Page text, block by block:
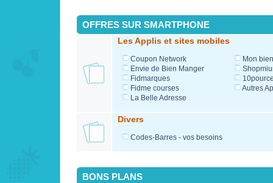
OFFRES SUR SMARTPHONE
Les Applis et sites mobiles
Coupon Network
Envie de Bien Manger
Fidmarques
Fidme courses
La Belle Adresse
Mon
Autres
Divers
Codes-Barres - vos besoins
BONS PLANS